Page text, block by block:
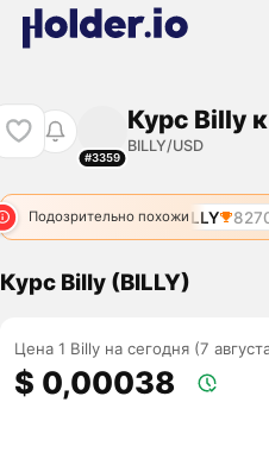
#3359
Курс Billy
BILLY/USD
Подозрительно похожи
$BILLZ 7925 BILLY 8270
Курс Billy (BILLY)
Цена 1 Billy на сегодня (7
$ 0,00038